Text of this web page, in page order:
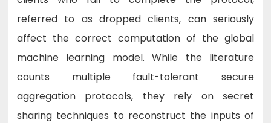
referred to as dropped clients, can seriously
affect the correct computation of the global
machine learning model. While the literature
counts multiple fault-tolerant secure
aggregation protocols, they rely on secret
sharing techniques to reconstruct the inputs of